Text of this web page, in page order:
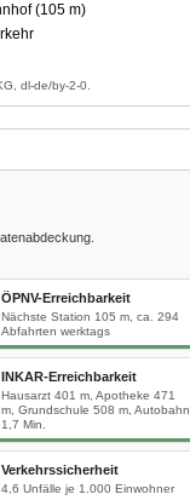
(105 m)
dl-de/by-2-0.
ÖPNV-Erreichbarkeit
Nächste Station 105 m, ca. 294
Abfahrten werktags
INKAR-Erreichbarkeit
Hausarzt 401 m, Apotheke 471
m, Grundschule 508 m, Autobahn
1,7 Min.
Verkehrssicherheit
4,6 Unfälle je 1.000 Einwohner